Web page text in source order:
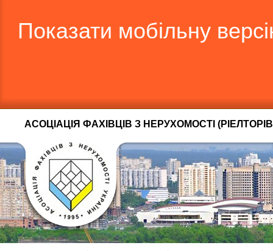
Показати мобільну
АСОЦІАЦІЯ ФАХІВЦІВ З НЕРУХОМОСТІ